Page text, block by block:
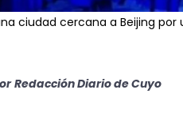
ciudad cercana a Beijing
Redacción Diario de Cuyo